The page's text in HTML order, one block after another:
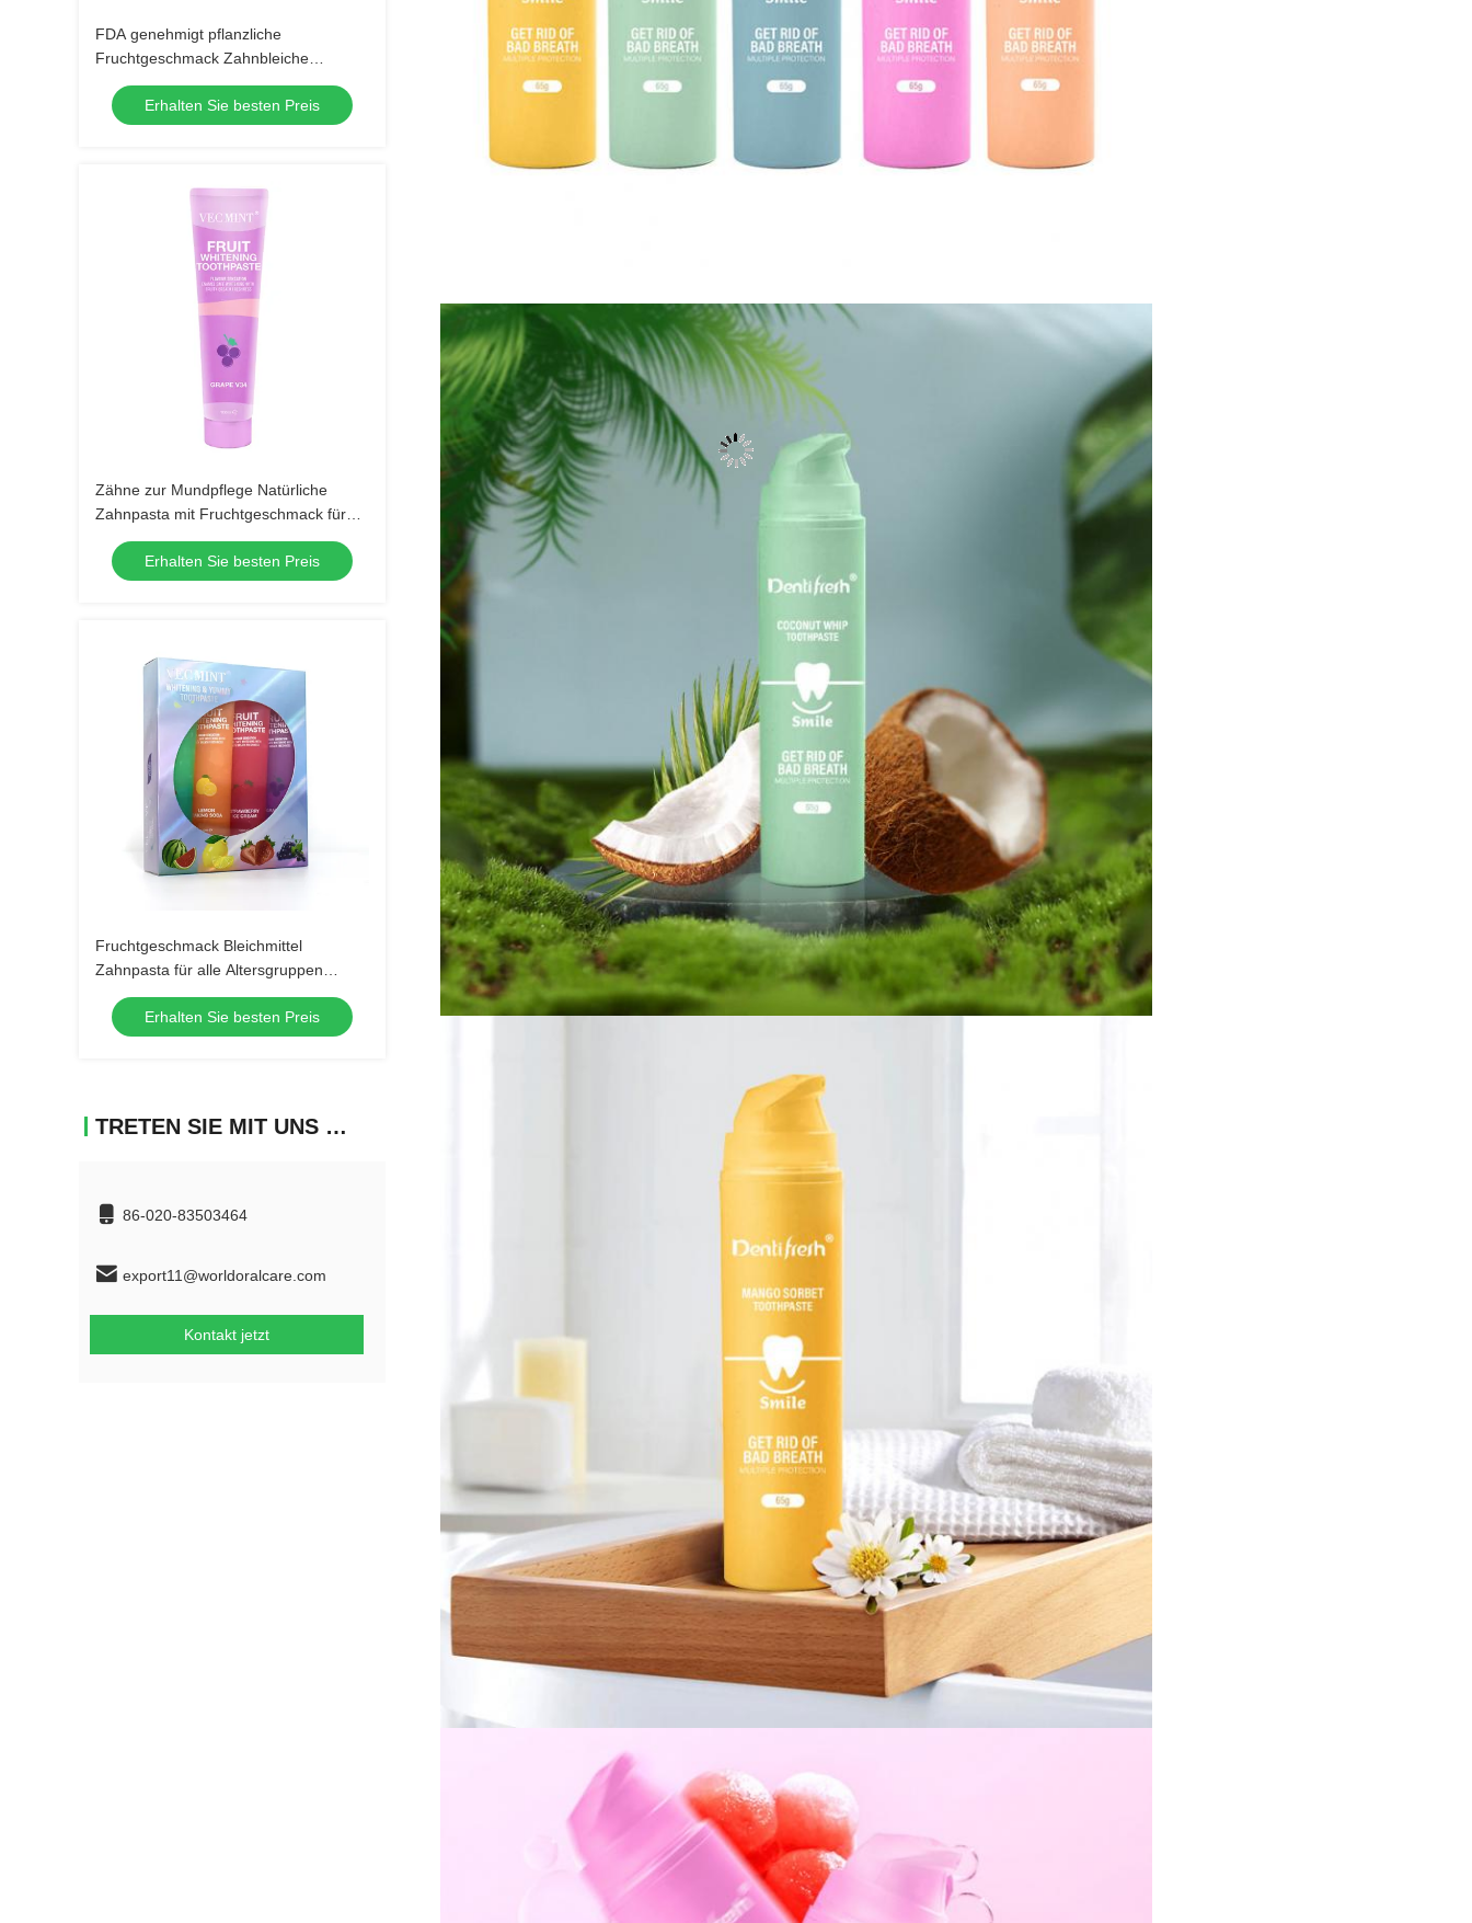
FDA genehmigt pflanzliche
Fruchtgeschmack Zahnbleiche
Zahnpasta für alle Altersgruppen
Erhalten Sie besten Preis
Zähne zur Mundpflege Natürliche
Zahnpasta mit Fruchtgeschmack für
jedes Alter
Erhalten Sie besten Preis
Fruchtgeschmack Bleichmittel
Zahnpasta für alle Altersgruppen
Kräutermischung
Erhalten Sie besten Preis
TRETEN SIE MIT UNS IN VERBINDUNG
86-020-83503464
export11@worldoralcare.com
Kontakt jetzt